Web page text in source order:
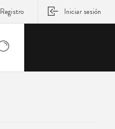
Registro Iniciar sesión